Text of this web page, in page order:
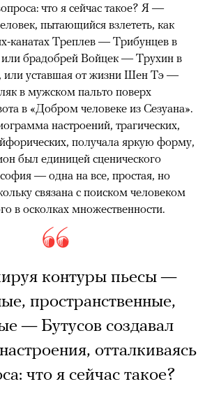
что я сейчас такое? Я —
пытающийся взлететь, как
канатах Треплев — Трибунцев в
брадобрей Войцек — Трухин в
или уставшая от жизни Шен Тэ —
в мужском пальто поверх
в «Добром человеке из Сезуана».
настроений, трагических,
получала яркую форму,
был единицей сценического
— одна на все, простая, но
связана с поиском человеком
в осколках множественности.
контуры пьесы —
пространственные,
— Бутусов создавал
отталкиваясь
что я сейчас такое?